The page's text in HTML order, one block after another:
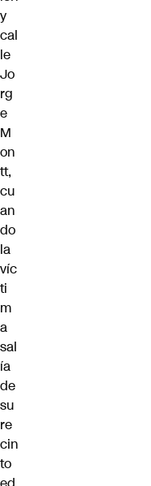
y
cal
le
Jo
rg
e
M
on
tt,
cu
an
do
la
víc
ti
m
a
sal
ía
de
su
re
cin
to